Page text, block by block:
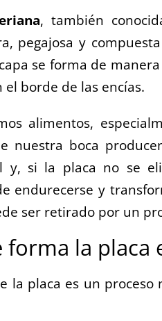
, también
pegajosa y
se forma de
el borde de las encías.
alimentos,
nuestra boca
y, si la placa no se
endurecerse y
ser retirado por un
forma la placa
la placa es un